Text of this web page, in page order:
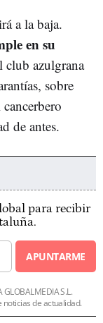
a la baja.
en su
club azulgrana
sobre
de antes.
para recibir
APUNTARME
S.L.
de actualidad.